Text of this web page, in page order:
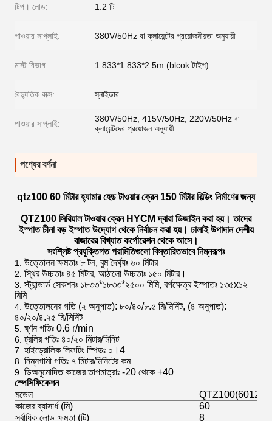
টিপ। লোড: 1.2 টি
পাওয়ার সাপ্লাই: 380V/50Hz বা ক্লায়েন্টের প্রয়োজনীয়তা অনুযায়ী
মাস্ট বিভাগ: 1.833*1.833*2.5m (blcok টাইপ)
বৈদ্যুতিক বাক্স: স্নাইডার
পাওয়ার সাপ্লাই:
380V/50Hz, 415V/50Hz, 220V/50Hz বা
ক্লায়েন্টদের প্রয়োজন অনুযায়ী
পণ্যের বর্ণনা
qtz100 60 মিটার হ্যামার হেড টাওয়ার ক্রেন 150 মিটার বিল্ডিং নির্মাণের জন্য
QTZ100 সিরিয়াল টাওয়ার ক্রেন HYCM দ্বারা ডিজাইন করা হয়। তাদের
ইস্পাত চীনা বড় ইস্পাত উদ্যোগ থেকে নির্বাচন করা হয়। ঢালাই উপাদান দেশীয়
বাজারের বিখ্যাত কর্পোরেশন থেকে আসে।
সংশ্লিষ্ট প্রযুক্তিগত পরামিতিগুলো বিস্তারিতভাবে নিম্নরূপঃ
উত্তোলন ক্ষমতাঃ ৮ টন, বুম দৈর্ঘ্যঃ ৬০ মিটার
স্থির উচ্চতাঃ ৪৫ মিটার, আঠালো উচ্চতাঃ ১৫০ মিটার।
স্ট্যান্ডার্ড সেকশনঃ ১৮৩৩*১৮৩৩*২৫০০ মিমি, বর্গক্ষেত্র ইস্পাতঃ ১৩৫x১২
মিমি
উত্তোলনের গতি (২ অনুপাত): ৮০/৪০/৮.৫ মি/মিনিট, (৪ অনুপাত):
৪০/২০/৪.২৫ মি/মিনিট
ঘূর্ণন গতিঃ 0.6 r/min
ট্রলির গতিঃ ৪০/২০ মিটার/মিনিট
হাইড্রোলিক লিফটিং স্পিডঃ ০।4
নিম্নগামী গতিঃ ৭ মিটার/মিনিটের কম
ডিঅনুমোদিত কাজের তাপমাত্রাঃ -20 থেকে +40
স্পেসিফিকেশন
মডেল
QTZ100(6012)
কাজের ব্যাসার্ধ (মি)
60
সর্বাধিক লোড ক্ষমতা (টি)
8